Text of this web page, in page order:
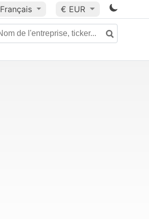
Français € EUR